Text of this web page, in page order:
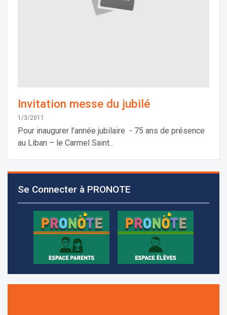
Invitation messe du jubilé
1/3/2011
Pour inaugurer l’année jubilaire - 75 ans de présence
au Liban – le Carmel Saint...
Se Connecter à PRONOTE
l'établissement selon des rendez-vous fixés à
l’avance.
+961 25 601 171
+961 25 601 172
+961 3 669 641